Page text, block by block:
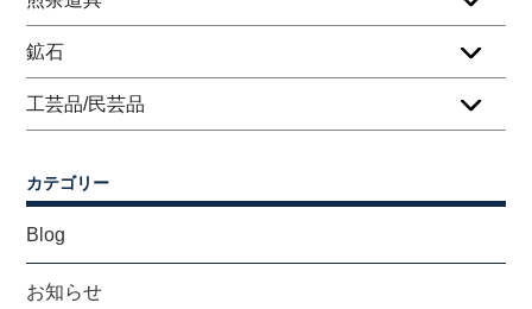
鉱石
工芸品/民芸品
カテゴリー
Blog
お知らせ